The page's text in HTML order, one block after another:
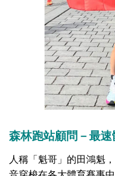
森林跑站顧問－最
人稱「魁哥」的田鴻魁